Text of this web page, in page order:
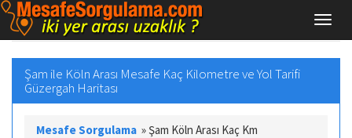
Şam ile Köln Arası Mesafe Kaç Kilometre ve Yol Tarifi
Güzergah Haritası
Mesafe Sorgulama »Şam Köln Arası Kaç Km